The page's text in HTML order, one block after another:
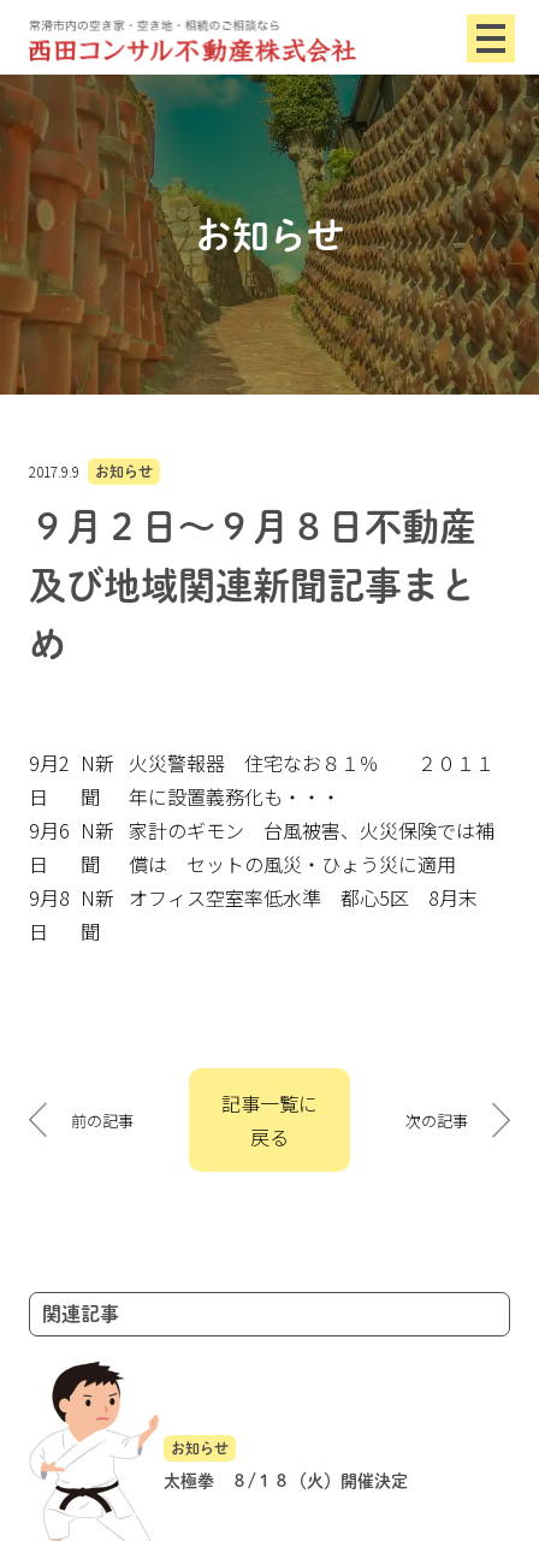
お知らせ
2017.9.9 お知らせ
９月２日～９月８日不動産
及び地域関連新聞記事まと
め
9月2
日
N新
聞
火災警報器 住宅なお８１％ ２０１１
年に設置義務化も・・・
9月6
日
N新
聞
家計のギモン 台風被害、火災保険では補
償は セットの風災・ひょう災に適用
9月8
日
N新
聞
オフィス空室率低水準 都心5区 8月末
稿
ナ
ョ
ン
前の記事
記事一覧に
戻る
次の記事
関連記事
お知らせ
太極拳 ８/１８（火）開催決定